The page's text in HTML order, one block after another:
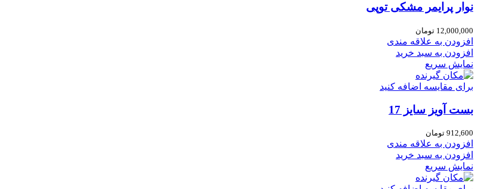
نوار پرایمر مشکی توپی
12,000,000 تومان
افزودن به علاقه مندی
افزودن به سبد خرید
نمایش سریع
برای مقایسه اضافه کنید
بست آویز سایز 17
912,600 تومان
افزودن به علاقه مندی
افزودن به سبد خرید
نمایش سریع